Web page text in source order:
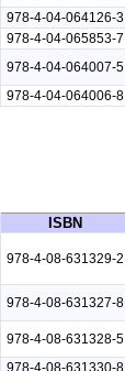
978-4-04-064126-3
978-4-04-065853-7
978-4-04-064007-5
978-4-04-064006-8
ISBN
978-4-08-631329-2
978-4-08-631327-8
978-4-08-631328-5
978-4-08-631330-8